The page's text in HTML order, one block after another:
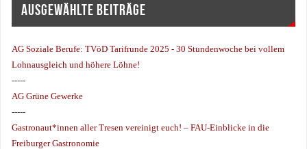
AUSGEWÄHLTE BEITRÄGE
AG Soziale Berufe:TVöD Tarifrunde 2025 - 30 Stundenwoche bei vollem
Lohnausgleich und höhere Löhne!
-----
AG Grüne Gewerke
-----
Gastronaut*innen aller Tresen vereinigt euch! – FAU-Einblicke in die
Freiburger Gastronomie